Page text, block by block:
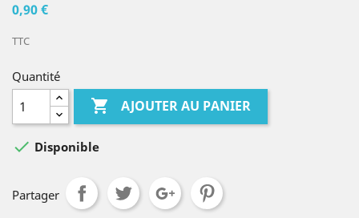
0,90 €
TTC
Quantité
 AJOUTER AU PANIER
 Disponible
Partager